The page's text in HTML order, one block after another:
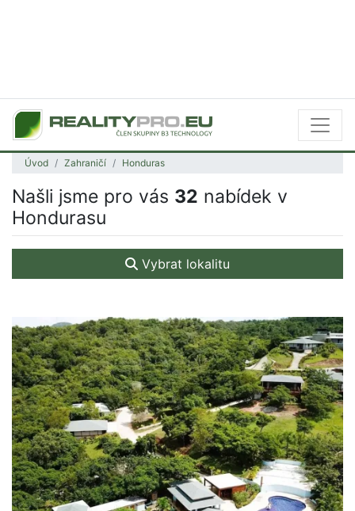
Úvod Zahraničí Honduras
Našli jsme pro vás 32 nabídek v
Hondurasu
Vybrat lokalitu